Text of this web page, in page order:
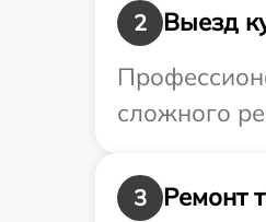
2
Выезд
сложного
3
Ремонт